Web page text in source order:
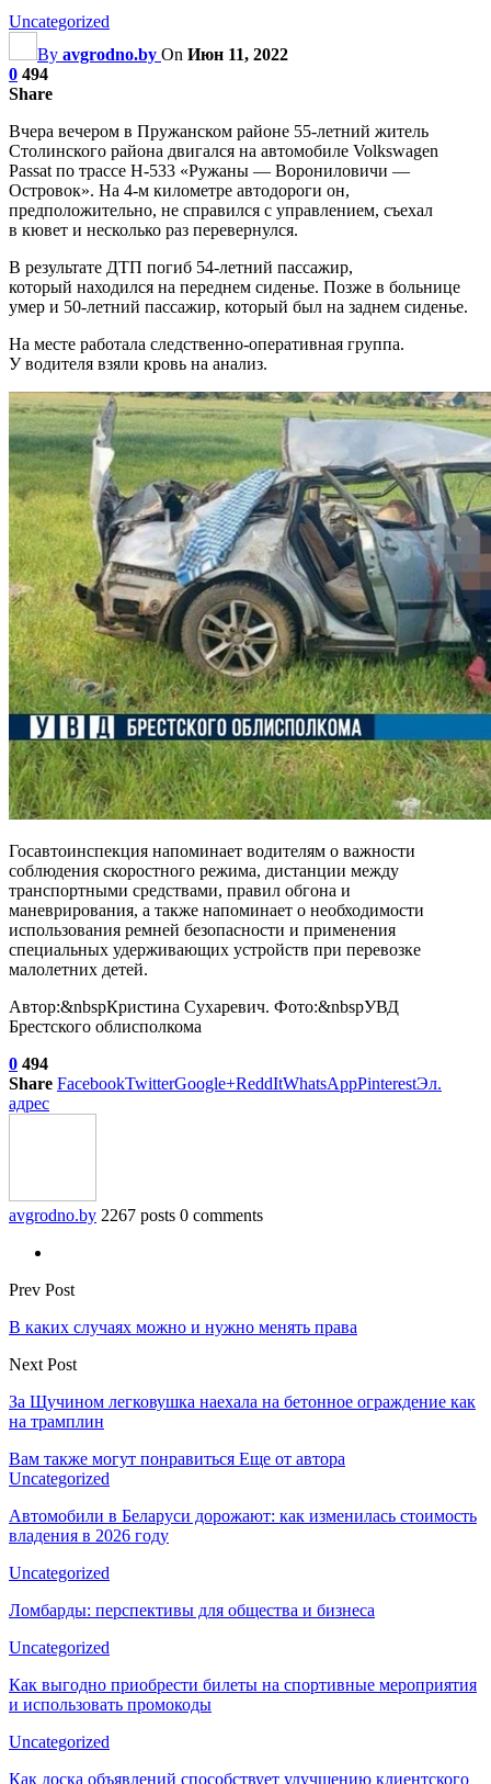
Uncategorized
By avgrodno.by On Июн 11, 2022
0 494
Share
Вчера вечером в Пружанском районе 55-летний житель
Столинского района двигался на автомобиле Volkswagen
Passat по трассе Н-533 «Ружаны — Ворониловичи —
Островок». На 4-м километре автодороги он,
предположительно, не справился с управлением, съехал
в кювет и несколько раз перевернулся.
В результате ДТП погиб 54-летний пассажир,
который находился на переднем сиденье. Позже в больнице
умер и 50-летний пассажир, который был на заднем сиденье.
На месте работала следственно-оперативная группа.
У водителя взяли кровь на анализ.
Госавтоинспекция напоминает водителям о важности
соблюдения скоростного режима, дистанции между
транспортными средствами, правил обгона и
маневрирования, а также напоминает о необходимости
использования ремней безопасности и применения
специальных удерживающих устройств при перевозке
малолетних детей.
Автор:&nbspКристина Сухаревич. Фото:&nbspУВД
Брестского облисполкома
0 494
Share FacebookTwitterGoogle+ReddItWhatsAppPinterestЭл.
адрес
avgrodno.by 2267 posts 0 comments
Prev Post
В каких случаях можно и нужно менять права
Next Post
За Щучином легковушка наехала на бетонное ограждение как
на трамплин
Вам также могут понравиться Еще от автора
Uncategorized
Автомобили в Беларуси дорожают: как изменилась стоимость
владения в 2026 году
Uncategorized
Ломбарды: перспективы для общества и бизнеса
Uncategorized
Как выгодно приобрести билеты на спортивные мероприятия
и использовать промокоды
Uncategorized
Как доска объявлений способствует улучшению клиентского